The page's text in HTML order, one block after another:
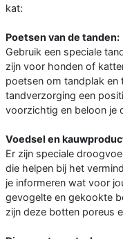
kat:
Poetsen van de tanden:
Gebruik een speciale
zijn voor honden of
poetsen om tandplak en
tandverzorging een
voorzichtig en beloon je
Voedsel en
Er zijn speciale
die helpen bij het
je informeren wat voor
gevogelte en gekookte
zijn deze botten poreus